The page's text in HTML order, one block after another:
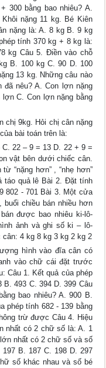
300 bằng bao nhiêu? A.
nặng 11 kg. Bé Kiên
nặng là: A. 8 kg B. 9 kg
tính 370 kg + 8 kg là:
kg Câu 5. Điền vào chỗ
B. 100 kg C. 90 D. 100
13 kg. Những câu nào
nêu? A. Con lợn nặng
C. Con lợn nặng bằng
chị 9kg. Hỏi chị cân nặng
bài toán trên là:
22 – 9 = 13 D. 22 + 9 =
vật bên dưới chiếc cân.
“nặng hơn” , “nhẹ hơn”
táo quả lê Bài 2. Đặt tính
802 - 701 Bài 3. Một cửa
buổi chiều bán nhiều hơn
được bao nhiêu ki-lô-
ảnh và ghi số ki – lô-
4 kg 8 kg 3 kg 2 kg 2
hình vào đĩa cân có
vào chữ cái đặt trước
Câu 1. Kết quả của phép
B. 493 C. 394 D. 399 Câu
bao nhiêu? A. 900 B.
phép tính 682 - 139 bằng
trừ được Câu 4. Hiệu
nhất có 2 chữ số là: A. 1
nhất có 2 chữ số và số
B. 187 C. 198 D. 297
số khác nhau và số bé